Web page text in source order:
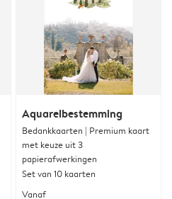
Aquarelbestemming
Bedankkaarten | Premium kaart
met keuze uit 3
papierafwerkingen
Set van 10 kaarten
Vanaf